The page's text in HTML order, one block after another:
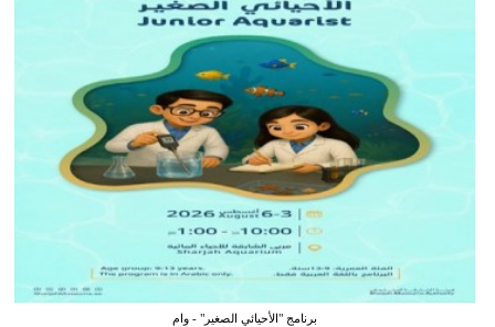
برنامج "الأحيائي الصغير" - وام